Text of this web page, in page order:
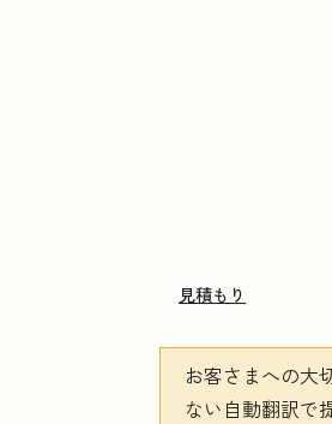
見積もり
お客さまへの大
ない自動翻訳で